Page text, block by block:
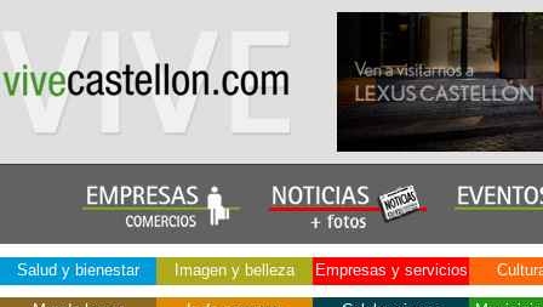
Salud y bienestar Imagen y belleza Empresas y servicios